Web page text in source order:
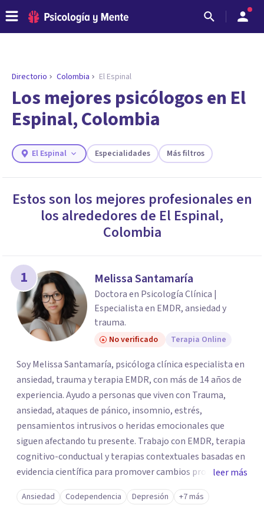
ENCONTRAR MI TERAPEUTA
¿Necesitas ayuda para encontrar el
psicólogo adecuado?
los profesionales que más se ajustan a tus
necesidades.
Responder cuestionario
Directorio Colombia El Espinal
Los mejores psicólogos en El
Espinal, Colombia
El Espinal Especialidades Más filtros
Estos son los mejores profesionales en
los alrededores de El Espinal,
Colombia
1 Melissa Santamaría
Doctora en Psicología Clínica |
Especialista en EMDR, ansiedad y
trauma.
No verificado Terapia Online
Soy Melissa Santamaría, psicóloga clínica especialista en
ansiedad, trauma y terapia EMDR, con más de 14 años de
experiencia. Ayudo a personas que viven con Trauma,
ansiedad, ataques de pánico, insomnio, estrés,
pensamientos intrusivos o heridas emocionales que
siguen afectando tu presente. Trabajo con EMDR, terapia
cognitivo-conductual y terapias contextuales basadas en
evidencia científica para promover cambios profundos y
duraderos. Atiendo adultos, adolescentes, parejas y
familias de forma presencial en Medellín y online, en un
leer más
Ansiedad Codependencia Depresión +7 más